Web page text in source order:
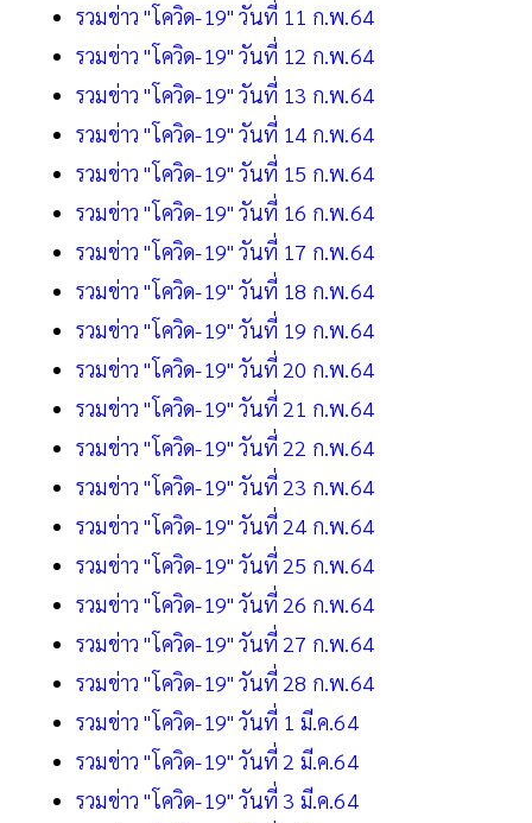
รวมข่าว "โควิด-19" วันที่ 11 ก.พ.64
รวมข่าว "โควิด-19" วันที่ 12 ก.พ.64
รวมข่าว "โควิด-19" วันที่ 13 ก.พ.64
รวมข่าว "โควิด-19" วันที่ 14 ก.พ.64
รวมข่าว "โควิด-19" วันที่ 15 ก.พ.64
รวมข่าว "โควิด-19" วันที่ 16 ก.พ.64
รวมข่าว "โควิด-19" วันที่ 17 ก.พ.64
รวมข่าว "โควิด-19" วันที่ 18 ก.พ.64
รวมข่าว "โควิด-19" วันที่ 19 ก.พ.64
รวมข่าว "โควิด-19" วันที่ 20 ก.พ.64
รวมข่าว "โควิด-19" วันที่ 21 ก.พ.64
รวมข่าว "โควิด-19" วันที่ 22 ก.พ.64
รวมข่าว "โควิด-19" วันที่ 23 ก.พ.64
รวมข่าว "โควิด-19" วันที่ 24 ก.พ.64
รวมข่าว "โควิด-19" วันที่ 25 ก.พ.64
รวมข่าว "โควิด-19" วันที่ 26 ก.พ.64
รวมข่าว "โควิด-19" วันที่ 27 ก.พ.64
รวมข่าว "โควิด-19" วันที่ 28 ก.พ.64
รวมข่าว "โควิด-19" วันที่ 1 มี.ค.64
รวมข่าว "โควิด-19" วันที่ 2 มี.ค.64
รวมข่าว "โควิด-19" วันที่ 3 มี.ค.64